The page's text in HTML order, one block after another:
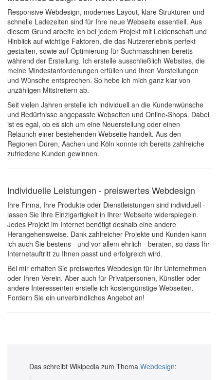
Responsive Webdesign, modernes Layout, klare Strukturen und
schnelle Ladezeiten sind für Ihre neue Webseite essentiell. Aus
diesem Grund arbeite ich bei jedem Projekt mit Leidenschaft und
Hinblick auf wichtige Faktoren, die das Nutzererlebnis perfekt
gestalten, sowie auf Optimierung für Suchmaschinen bereits
während der Erstel­lung. Ich erstelle ausschließlich Websites, die
meine Mindestanforderungen erfüllen und Ihren Vorstellungen
und Wünsche entsprechen. So hebe ich mich ganz klar von
unzähligen Mitstreitern ab.
Seit vielen Jahren erstelle ich individuell an die Kundenwünsche
und Bedürfnisse angepasste Webseiten und Online-Shops. Dabei
ist es egal, ob es sich um eine Neuerstellung oder einen
Relaunch einer bestehenden Webseite handelt. Aus den
Regionen Düren, Aachen und Köln konnte ich bereits zahlreiche
zufriedene Kunden gewinnen.
Individuelle Leistungen - preiswertes Webdesign
Ihre Firma, Ihre Produkte oder Dienstleistungen sind individuell -
lassen Sie Ihre Einzigartigkeit in Ihrer Webseite widerspiegeln.
Jedes Projekt im Internet benötigt deshalb eine andere
Herangehensweise. Dank zahlreicher Projekte und Kunden kann
ich auch Sie bestens - und vor allem ehrlich - beraten, so dass Ihr
Internetauftritt zu Ihnen passt und erfolgreich wird.
Bei mir erhalten Sie preiswertes Webdesign für Ihr Unternehmen
oder Ihren Verein. Aber auch für Privatpersonen, Künstler oder
andere Interessenten erstelle ich kostengünstige Webseiten.
Fordern Sie ein unverbindliches Angebot an!
Das schreibt Wikipedia zum Thema Webdesign: